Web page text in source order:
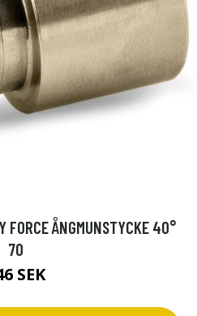
FORCE ÅNGMUNSTYCKE 40°
70
SEK